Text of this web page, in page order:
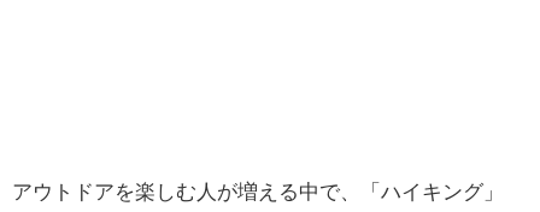
アウトドアを楽しむ人が増える中で、「ハイキング」